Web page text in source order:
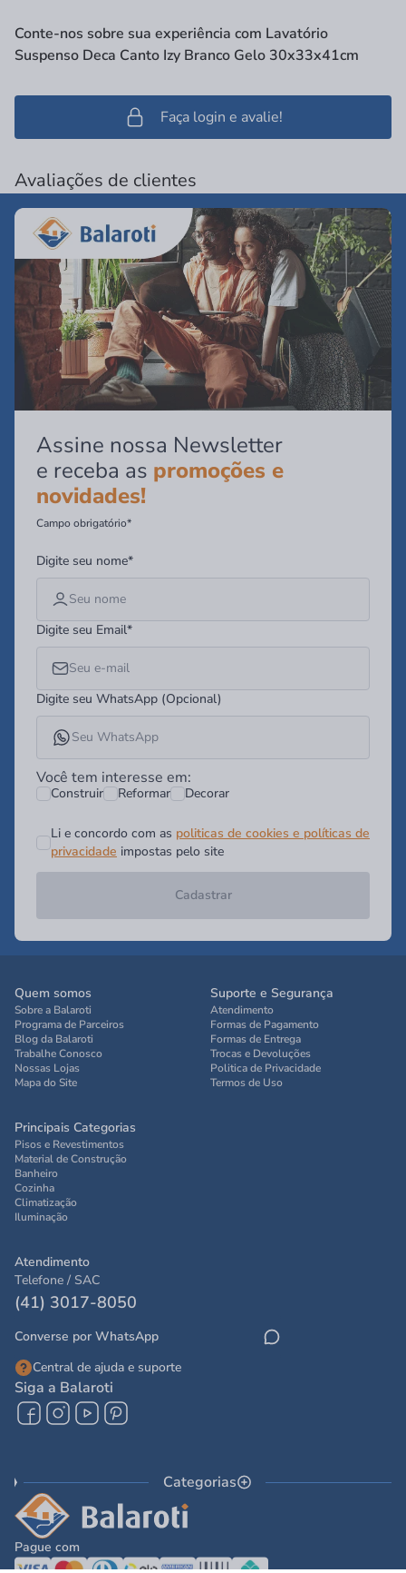
Conte-nos sobre sua experiência com Lavatório
Suspenso Deca Canto Izy Branco Gelo 30x33x41cm
Faça login e avalie!
Avaliações de clientes
Assine nossa Newsletter
e receba as promoções e
novidades!
Campo obrigatório*
Digite seu nome*
Digite seu Email*
Digite seu WhatsApp (Opcional)
Você tem interesse em:
Construir Reformar Decorar
Li e concordo com as politicas de cookies e políticas de
privacidade impostas pelo site
Cadastrar
Quem somos
Sobre a Balaroti
Programa de Parceiros
Blog da Balaroti
Trabalhe Conosco
Nossas Lojas
Mapa do Site
Suporte e Segurança
Atendimento
Formas de Pagamento
Formas de Entrega
Trocas e Devoluções
Politica de Privacidade
Termos de Uso
Principais Categorias
Pisos e Revestimentos
Material de Construção
Banheiro
Cozinha
Climatização
Iluminação
Atendimento
Telefone / SAC
(41) 3017-8050
Converse por WhatsApp
Central de ajuda e suporte
Siga a Balaroti
Categorias
Pague com